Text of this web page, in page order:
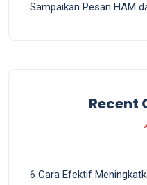
Sampaikan Pesan HAM
Recent
6 Cara Efektif